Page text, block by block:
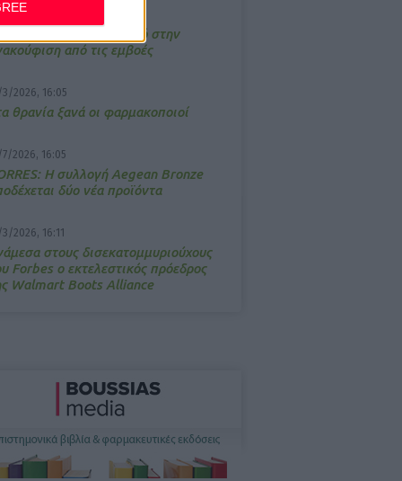
2026, 17:25
Αποτελεσματικό στην
από τις εμβοές
3/2026, 16:05
θρανία ξανά οι φαρμακοποιοί
7/2026, 16:05
Η συλλογή Aegean Bronze
δύο νέα προϊόντα
3/2026, 16:11
στους δισεκατομμυριούχους
Forbes o εκτελεστικός πρόεδρος
Walmart Boots Alliance